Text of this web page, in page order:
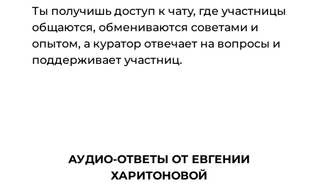
Ты получишь доступ к чату, где участницы
общаются, обмениваются советами и
опытом, а куратор отвечает на вопросы и
поддерживает участниц.
АУДИО-ОТВЕТЫ ОТ ЕВГЕНИИ
ХАРИТОНОВОЙ